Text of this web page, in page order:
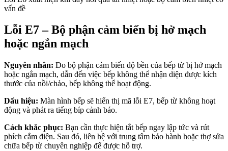
vấn đề
Lỗi E7 – Bộ phận cảm biến bị hở mạch
hoặc ngắn mạch
Nguyên nhân: Do bộ phận cảm biến độ bền của bếp từ bị hở mạch
hoặc ngắn mạch, dẫn đến việc bếp không thể nhận diện được kích
thước của nồi/chảo, bếp không thể hoạt động.
Dấu hiệu: Màn hình bếp sẽ hiển thị mã lỗi E7, bếp từ không hoạt
động và phát ra tiếng bíp cảnh báo.
Cách khắc phục: Bạn cần thực hiện tắt bếp ngay lập tức và rút
phích cắm điện. Sau đó, liên hệ với trung tâm bảo hành hoặc thợ sửa
chữa bếp từ chuyên nghiệp để được hỗ trợ.